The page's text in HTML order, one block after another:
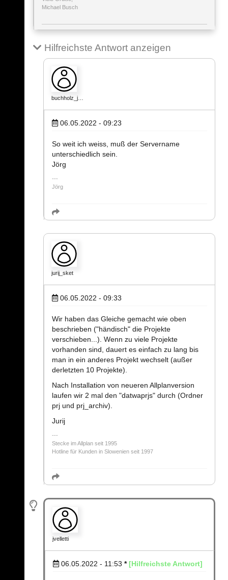
Michael Busch
Hilfreichste Antwort anzeigen
buchholz_j…
06.05.2022 - 09:23
So weit ich weiss, muß der Servername
unterschiedlich sein.
Jörg
Jörg
jurij_sket
06.05.2022 - 09:33
Wir haben das Gleiche gemacht wie oben
beschrieben ("händisch" die Projekte
verschieben...). Wenn zu viele Projekte
vorhanden sind, dauert es einfach zu lang bis
man in ein anderes Projekt wechselt (außer
derletzten 10 Projekte).
Nach Installation von neueren Allplanversion
laufen wir 2 mal den "datwaprjs" durch (Ordner
prj und prj_archiv).
Jurij
Stecke im Allplan seit 1995
Hotline für Kunden in Slowenien seit 1997
jvelletti
06.05.2022 - 11:53 * [Hilfreichste Antwort]